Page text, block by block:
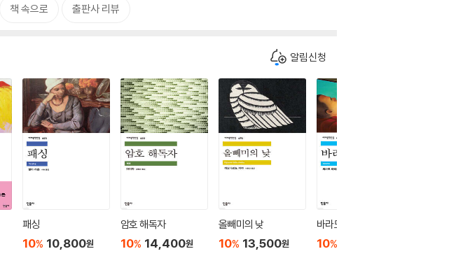
책 속으로 출판사 리뷰
알림신청
패싱
10% 10,800원
암호 해독자
10% 14,400원
올빼미의 낮
10% 13,500원
바라모
10%